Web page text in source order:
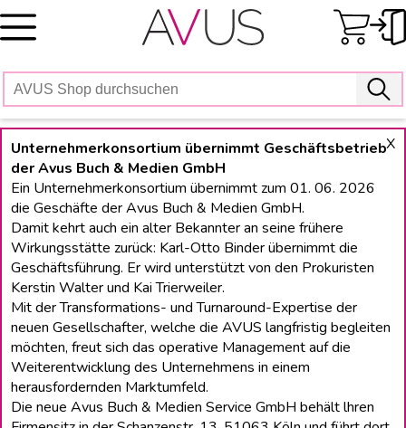
Skip
to
X
Unternehmerkonsortium übernimmt Geschäftsbetrieb
der Avus Buch & Medien GmbH
Ein Unternehmerkonsortium übernimmt zum 01. 06. 2026
die Geschäfte der Avus Buch & Medien GmbH.
Damit kehrt auch ein alter Bekannter an seine frühere
Wirkungsstätte zurück: Karl-Otto Binder übernimmt die
Geschäftsführung. Er wird unterstützt von den Prokuristen
Kerstin Walter und Kai Trierweiler.
Mit der Transformations- und Turnaround-Expertise der
neuen Gesellschafter, welche die AVUS langfristig begleiten
möchten, freut sich das operative Management auf die
Weiterentwicklung des Unternehmens in einem
herausfordernden Marktumfeld.
Die neue Avus Buch & Medien Service GmbH behält lhren